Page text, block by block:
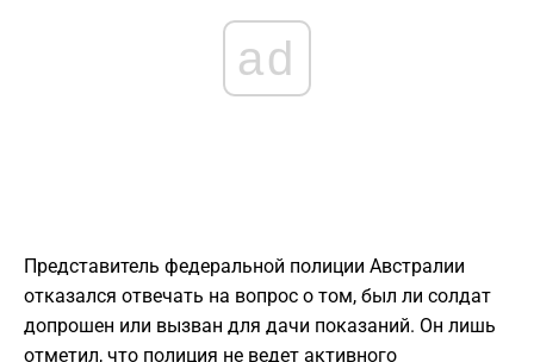
ad
Представитель федеральной полиции Австралии
отказался отвечать на вопрос о том, был ли солдат
допрошен или вызван для дачи показаний. Он лишь
отметил, что полиция не ведет активного